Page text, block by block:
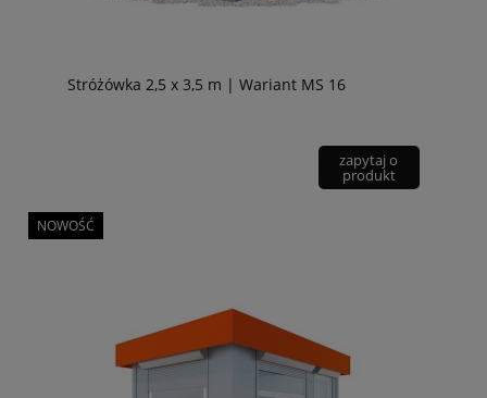
Stróżówka 2,5 x 3,5 m | Wariant MS 16
zapytaj o
produkt
NOWOŚĆ